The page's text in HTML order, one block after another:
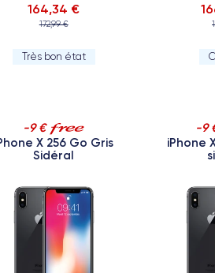
164,34 €
172,99 €
Très bon état
-9 €
X 256 Go Gris
Sidéral
-9
iPhone